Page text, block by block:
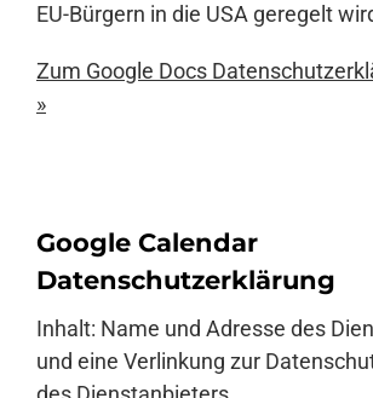
EU-Bürgern in die USA geregelt
Zum Google Docs
»
Google Calendar
Datenschutzerklärung
Inhalt: Name und Adresse des
und eine Verlinkung zur